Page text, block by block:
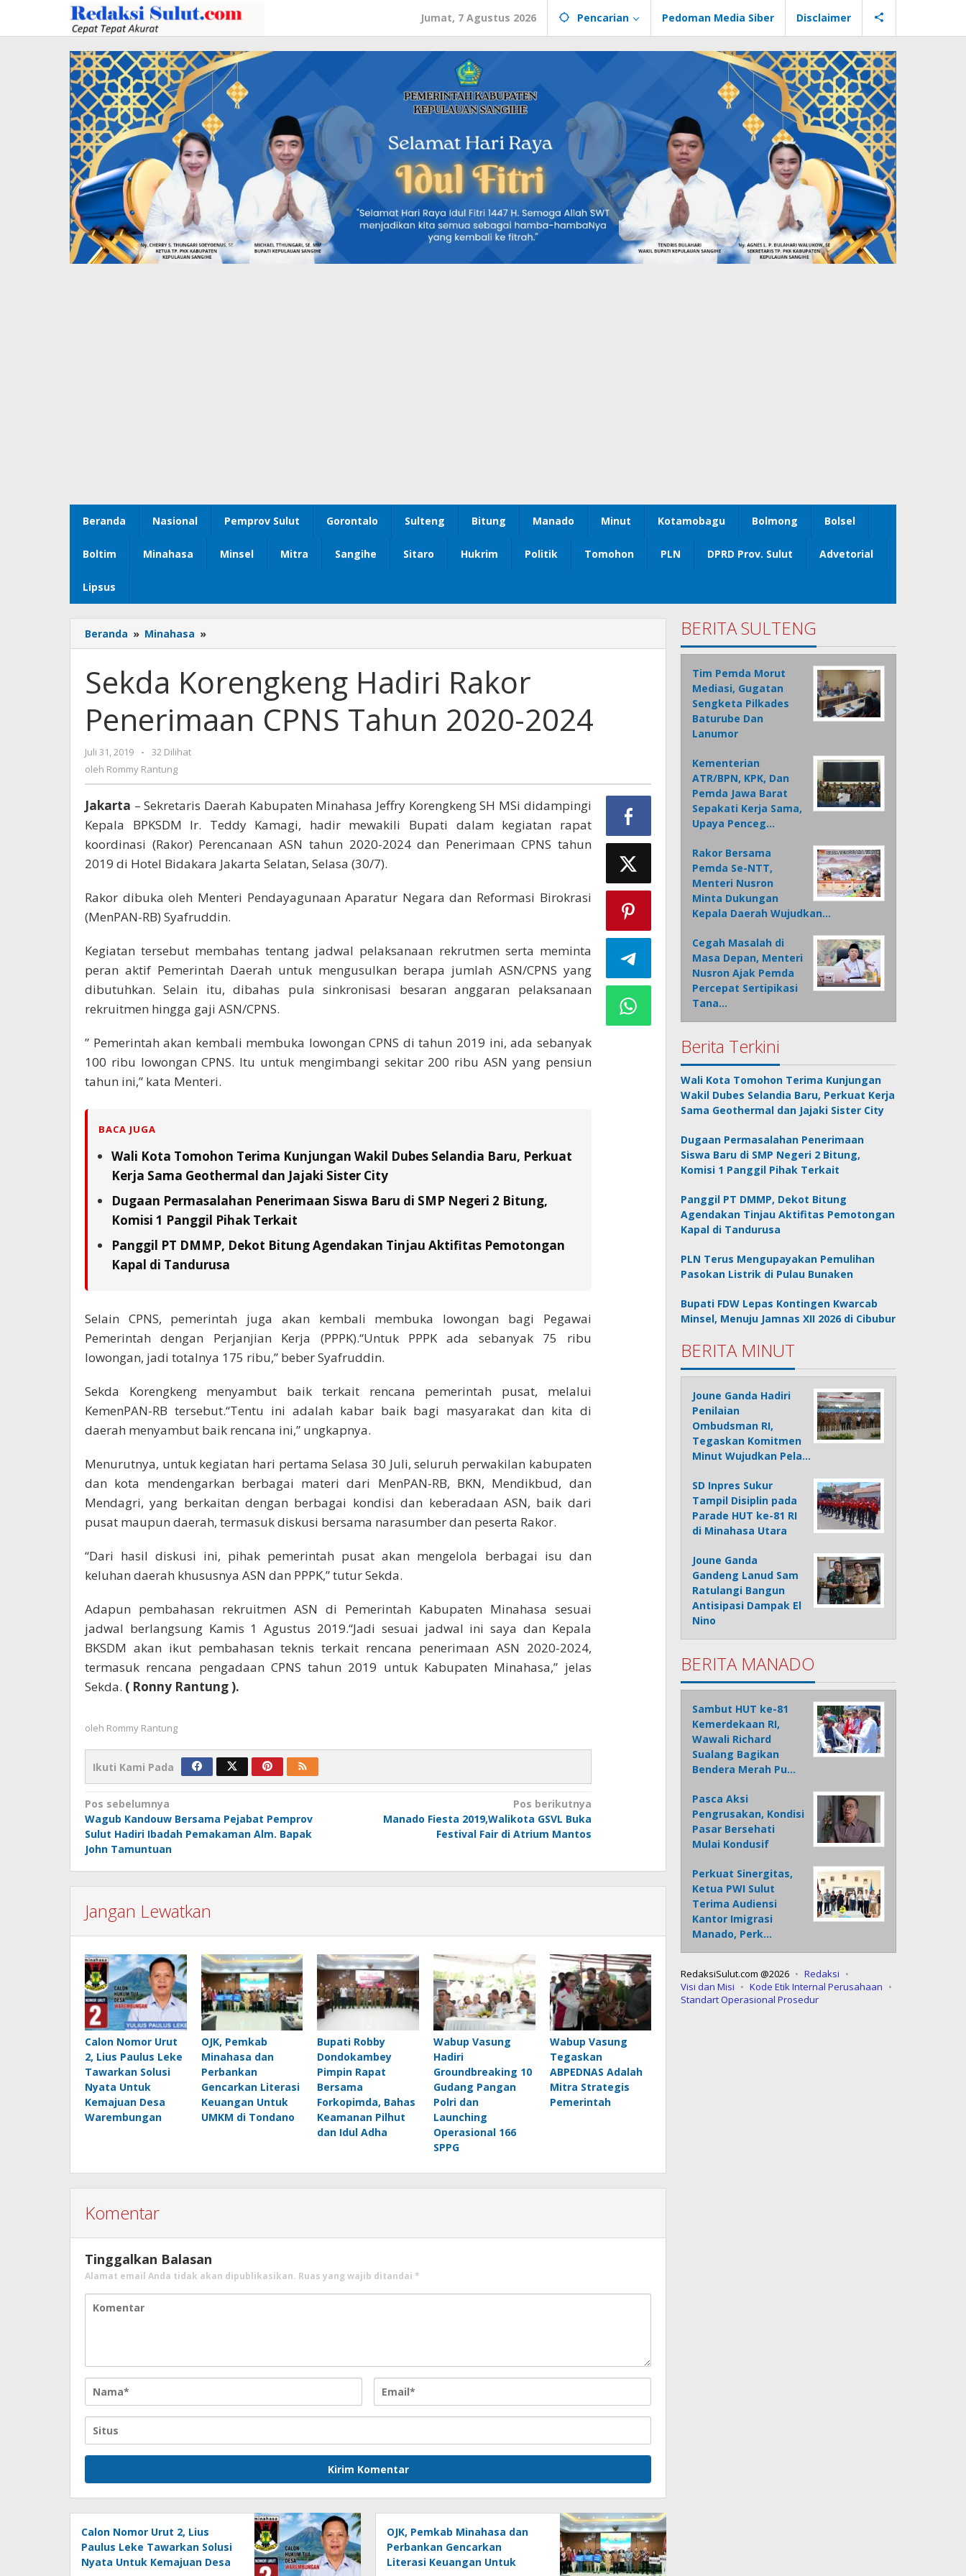
konten
Jumat, 7 Agustus 2026 Pencarian Pedoman Media Siber Disclaimer
Beranda Nasional Pemprov Sulut Gorontalo Sulteng Bitung Manado Minut Kotamobagu Bolmong Bolsel
Boltim Minahasa Minsel Mitra Sangihe Sitaro Hukrim Politik Tomohon PLN DPRD Prov. Sulut Advetorial
Lipsus
Beranda » Minahasa »
Korengkeng
Rakor
Penerimaan
Tahun
Sekda Korengkeng Hadiri Rakor
Penerimaan CPNS Tahun 2020-2024
Juli 31, 2019
oleh
Rommy
Rantung
-
32 Dilihat
oleh Rommy Rantung
Jakarta – Sekretaris Daerah Kabupaten Minahasa Jeffry Korengkeng SH MSi didampingi
Kepala BPKSDM Ir. Teddy Kamagi, hadir mewakili Bupati dalam kegiatan rapat
koordinasi (Rakor) Perencanaan ASN tahun 2020-2024 dan Penerimaan CPNS tahun
2019 di Hotel Bidakara Jakarta Selatan, Selasa (30/7).
Rakor dibuka oleh Menteri Pendayagunaan Aparatur Negara dan Reformasi Birokrasi
(MenPAN-RB) Syafruddin.
Kegiatan tersebut membahas tentang jadwal pelaksanaan rekrutmen serta meminta
peran aktif Pemerintah Daerah untuk mengusulkan berapa jumlah ASN/CPNS yang
dibutuhkan. Selain itu, dibahas pula sinkronisasi besaran anggaran pelaksanaan
rekruitmen hingga gaji ASN/CPNS.
” Pemerintah akan kembali membuka lowongan CPNS di tahun 2019 ini, ada sebanyak
100 ribu lowongan CPNS. Itu untuk mengimbangi sekitar 200 ribu ASN yang pensiun
tahun ini,” kata Menteri.
BACA JUGA
Wali Kota Tomohon Terima Kunjungan Wakil Dubes Selandia Baru, Perkuat
Kerja Sama Geothermal dan Jajaki Sister City
Dugaan Permasalahan Penerimaan Siswa Baru di SMP Negeri 2 Bitung,
Komisi 1 Panggil Pihak Terkait
Panggil PT DMMP, Dekot Bitung Agendakan Tinjau Aktifitas Pemotongan
Kapal di Tandurusa
Selain CPNS, pemerintah juga akan kembali membuka lowongan bagi Pegawai
Pemerintah dengan Perjanjian Kerja (PPPK).“Untuk PPPK ada sebanyak 75 ribu
lowongan, jadi totalnya 175 ribu,” beber Syafruddin.
Sekda Korengkeng menyambut baik terkait rencana pemerintah pusat, melalui
KemenPAN-RB tersebut.“Tentu ini adalah kabar baik bagi masyarakat dan kita di
daerah menyambut baik rencana ini,” ungkapnya.
Menurutnya, untuk kegiatan hari pertama Selasa 30 Juli, seluruh perwakilan kabupaten
dan kota mendengarkan berbagai materi dari MenPAN-RB, BKN, Mendikbud, dan
Mendagri, yang berkaitan dengan berbagai kondisi dan keberadaan ASN, baik dari
pusat maupun daerah, termasuk diskusi bersama narasumber dan peserta Rakor.
“Dari hasil diskusi ini, pihak pemerintah pusat akan mengelola berbagai isu dan
keluhan daerah khususnya ASN dan PPPK,” tutur Sekda.
Adapun pembahasan rekruitmen ASN di Pemerintah Kabupaten Minahasa sesuai
jadwal berlangsung Kamis 1 Agustus 2019.“Jadi sesuai jadwal ini saya dan Kepala
BKSDM akan ikut pembahasan teknis terkait rencana penerimaan ASN 2020-2024,
termasuk rencana pengadaan CPNS tahun 2019 untuk Kabupaten Minahasa,” jelas
Sekda. ( Ronny Rantung ).
oleh Rommy Rantung
Ikuti Kami Pada
Navigasi
pos
Pos sebelumnya
Wagub Kandouw Bersama Pejabat Pemprov
Sulut Hadiri Ibadah Pemakaman Alm. Bapak
John Tamuntuan
Pos berikutnya
Manado Fiesta 2019,Walikota GSVL Buka
Festival Fair di Atrium Mantos
Jangan Lewatkan
Calon Nomor Urut
2, Lius Paulus Leke
Tawarkan Solusi
Nyata Untuk
Kemajuan Desa
Warembungan
OJK, Pemkab
Minahasa dan
Perbankan
Gencarkan Literasi
Keuangan Untuk
UMKM di Tondano
Bupati Robby
Dondokambey
Pimpin Rapat
Bersama
Forkopimda, Bahas
Keamanan Pilhut
dan Idul Adha
Wabup Vasung
Hadiri
Groundbreaking 10
Gudang Pangan
Polri dan
Launching
Operasional 166
SPPG
Wabup Vasung
Tegaskan
ABPEDNAS Adalah
Mitra Strategis
Pemerintah
Komentar
Tinggalkan Balasan
Alamat email Anda tidak akan dipublikasikan. Ruas yang wajib ditandai *
Calon Nomor Urut 2, Lius
Paulus Leke Tawarkan Solusi
Nyata Untuk Kemajuan Desa
OJK, Pemkab Minahasa dan
Perbankan Gencarkan
Literasi Keuangan Untuk
BERITA SULTENG
Tim Pemda Morut
Mediasi, Gugatan
Sengketa Pilkades
Baturube Dan
Lanumor
Kementerian
ATR/BPN, KPK, Dan
Pemda Jawa Barat
Sepakati Kerja Sama,
Upaya Penceg…
Rakor Bersama
Pemda Se-NTT,
Menteri Nusron
Minta Dukungan
Kepala Daerah Wujudkan…
Cegah Masalah di
Masa Depan, Menteri
Nusron Ajak Pemda
Percepat Sertipikasi
Tana…
Berita Terkini
Wali Kota Tomohon Terima Kunjungan
Wakil Dubes Selandia Baru, Perkuat Kerja
Sama Geothermal dan Jajaki Sister City
Dugaan Permasalahan Penerimaan
Siswa Baru di SMP Negeri 2 Bitung,
Komisi 1 Panggil Pihak Terkait
Panggil PT DMMP, Dekot Bitung
Agendakan Tinjau Aktifitas Pemotongan
Kapal di Tandurusa
PLN Terus Mengupayakan Pemulihan
Pasokan Listrik di Pulau Bunaken
Bupati FDW Lepas Kontingen Kwarcab
Minsel, Menuju Jamnas XII 2026 di Cibubur
BERITA MINUT
Joune Ganda Hadiri
Penilaian
Ombudsman RI,
Tegaskan Komitmen
Minut Wujudkan Pela…
SD Inpres Sukur
Tampil Disiplin pada
Parade HUT ke-81 RI
di Minahasa Utara
Joune Ganda
Gandeng Lanud Sam
Ratulangi Bangun
Antisipasi Dampak El
Nino
BERITA MANADO
Sambut HUT ke-81
Kemerdekaan RI,
Wawali Richard
Sualang Bagikan
Bendera Merah Pu…
Pasca Aksi
Pengrusakan, Kondisi
Pasar Bersehati
Mulai Kondusif
Perkuat Sinergitas,
Ketua PWI Sulut
Terima Audiensi
Kantor Imigrasi
Manado, Perk…
RedaksiSulut.com @2026
Redaksi
Visi dan Misi
Kode Etik Internal Perusahaan
Standart Operasional Prosedur